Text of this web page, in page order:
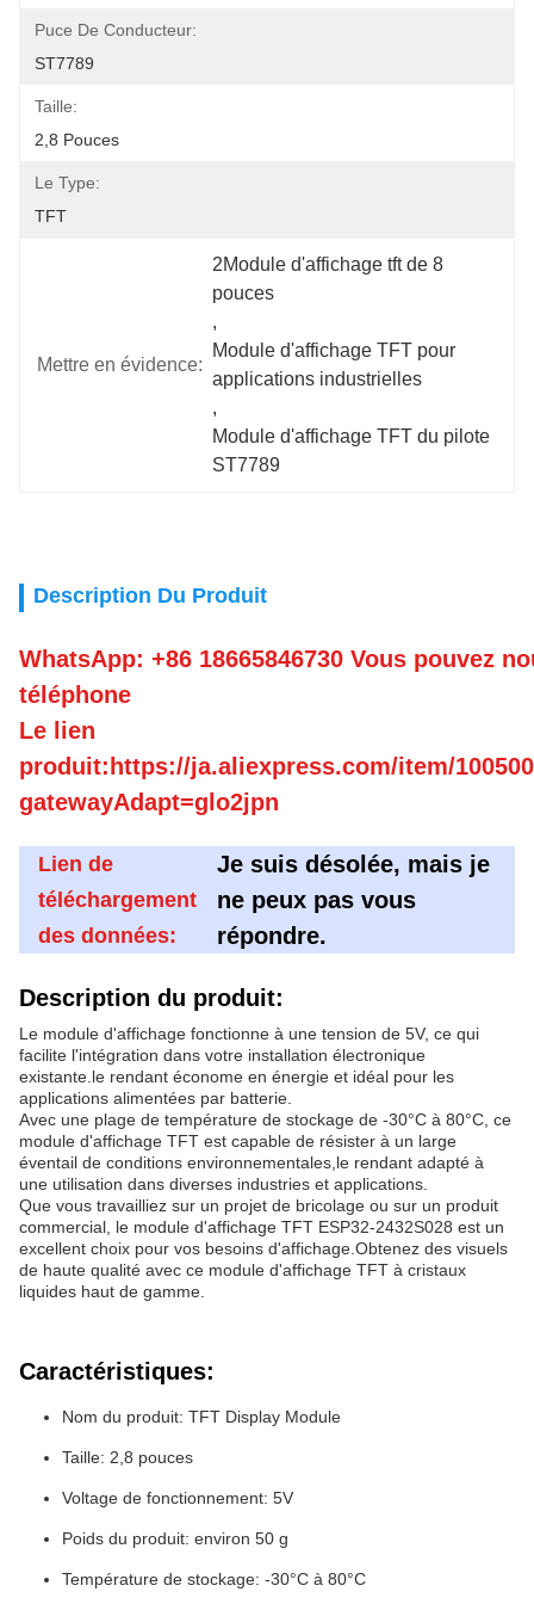
Puce De Conducteur:
ST7789
Taille:
2,8 Pouces
Le Type:
TFT
Mettre en évidence:
2Module d'affichage tft de 8
pouces
,
Module d'affichage TFT pour
applications industrielles
,
Module d'affichage TFT du pilote
ST7789
Description Du Produit
WhatsApp: +86 18665846730 Vous pouvez
téléphone
Le lien
produit:https://ja.aliexpress.com/item/
gatewayAdapt=glo2jpn
Lien de
téléchargement
des données:
Je suis désolée, mais je
ne peux pas vous
répondre.
Description du produit:
Le module d'affichage fonctionne à une tension de 5V, ce qui
facilite l'intégration dans votre installation électronique
existante.le rendant économe en énergie et idéal pour les
applications alimentées par batterie.
Avec une plage de température de stockage de -30°C à 80°C, ce
module d'affichage TFT est capable de résister à un large
éventail de conditions environnementales,le rendant adapté à
une utilisation dans diverses industries et applications.
Que vous travailliez sur un projet de bricolage ou sur un produit
commercial, le module d'affichage TFT ESP32-2432S028 est un
excellent choix pour vos besoins d'affichage.Obtenez des visuels
de haute qualité avec ce module d'affichage TFT à cristaux
liquides haut de gamme.
Caractéristiques:
Nom du produit: TFT Display Module
Taille: 2,8 pouces
Voltage de fonctionnement: 5V
Poids du produit: environ 50 g
Température de stockage: -30°C à 80°C